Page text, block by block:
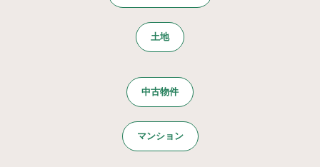
土地
中古物件
マンション